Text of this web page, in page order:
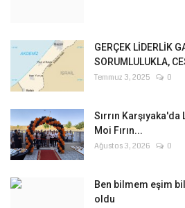
GERÇEK LİDERLİK
SORUMLULUKLA,
Temmuz 3, 2025 0
Sırrın
Moi Fırın...
Ağustos 3, 2026 0
Ben bilmem eşim
oldu